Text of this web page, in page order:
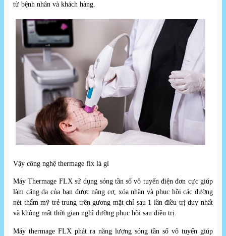
từ bệnh nhân và khách hàng.
Vậy công nghệ thermage flx là gì
Máy Thermage FLX sử dụng sóng tần số vô tuyến điện đơn cực giúp
làm căng da của bạn được nâng cơ, xóa nhăn và phục hồi các đường
nét thẩm mỹ trẻ trung trên gương mặt chỉ sau 1 lần điều trị duy nhất
và không mất thời gian nghĩ dưỡng phục hồi sau điều trị.
Máy thermage FLX phát ra năng lượng sóng tần số vô tuyến giúp